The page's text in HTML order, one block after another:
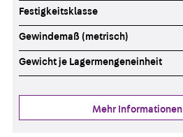
Festigkeitsklasse
Gewindemaß (metrisch)
Gewicht je Lagermengeneinheit
Mehr Informationen